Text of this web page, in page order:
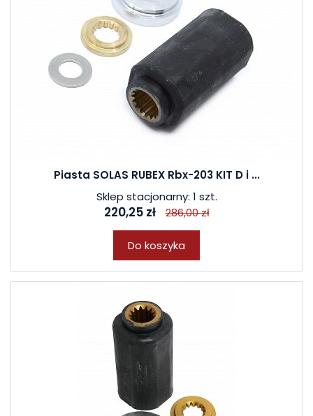
Piasta SOLAS RUBEX Rbx-203 KIT D i ...
Sklep stacjonarny: 1 szt.
220,25 zł 286,00 zł
Do koszyka